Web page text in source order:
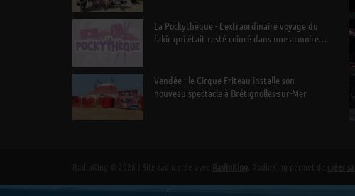
La Pockythèque - L'extraordinaire voyage du
fakir qui était resté coincé dans une armoire
Vendée : le Cirque Friteau installe son
nouveau spectacle à Brétignolles-sur-Mer